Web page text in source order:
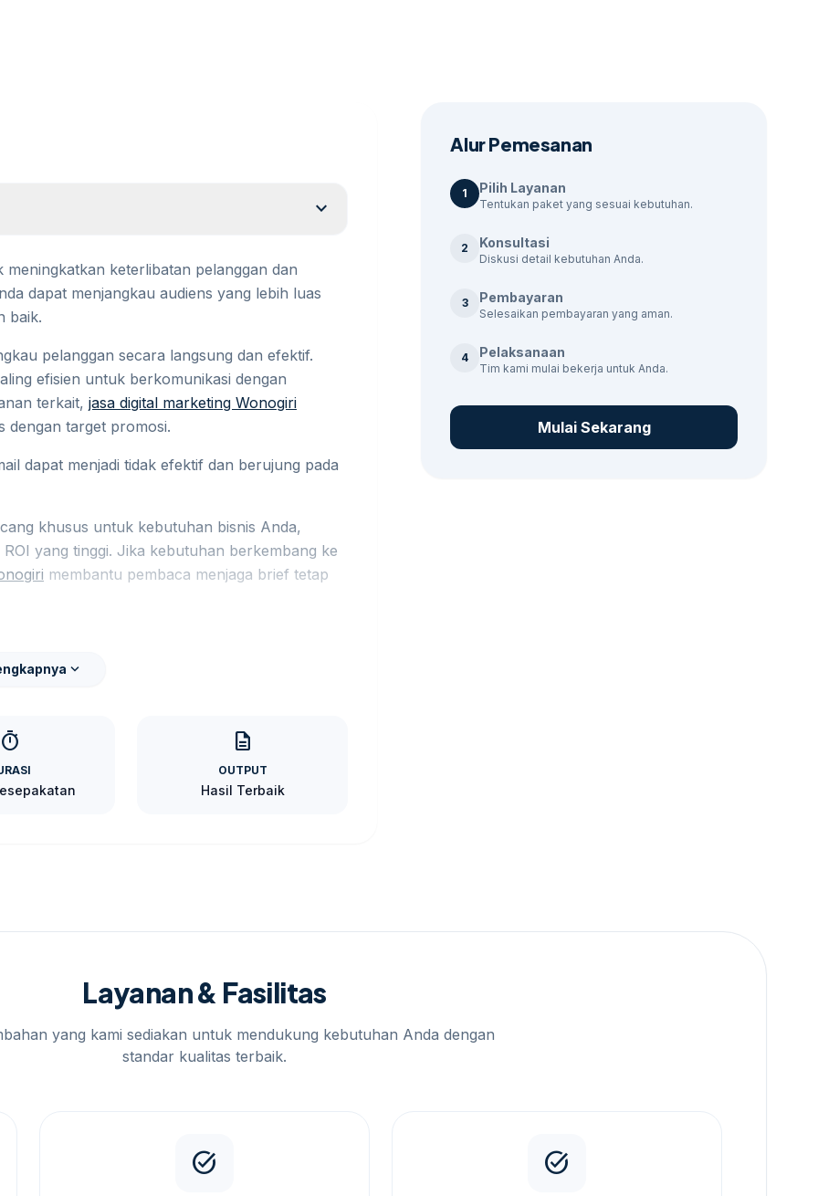
expand_more
keterlibatan pelanggan dan
dapat menjangkau audiens yang lebih luas
baik.
pelanggan secara langsung dan efektif.
efisien untuk berkomunikasi dengan
terkait, jasa digital marketing Wonogiri
dengan target promosi.
dapat menjadi tidak efektif dan berujung pada
khusus untuk kebutuhan bisnis Anda,
yang tinggi. Jika kebutuhan berkembang ke
membantu pembaca menjaga brief tetap
dipengaruhi oleh beberapa faktor, seperti: Jika
expand_more
timer description
OUTPUT
Hasil Terbaik
Alur Pemesanan
1 Pilih Layanan
Tentukan paket yang sesuai kebutuhan.
2 Konsultasi
Diskusi detail kebutuhan Anda.
3 Pembayaran
Selesaikan pembayaran yang aman.
4 Pelaksanaan
Tim kami mulai bekerja untuk Anda.
Mulai Sekarang
Layanan & Fasilitas
yang kami sediakan untuk mendukung kebutuhan Anda dengan
standar kualitas terbaik.
task_alt task_alt